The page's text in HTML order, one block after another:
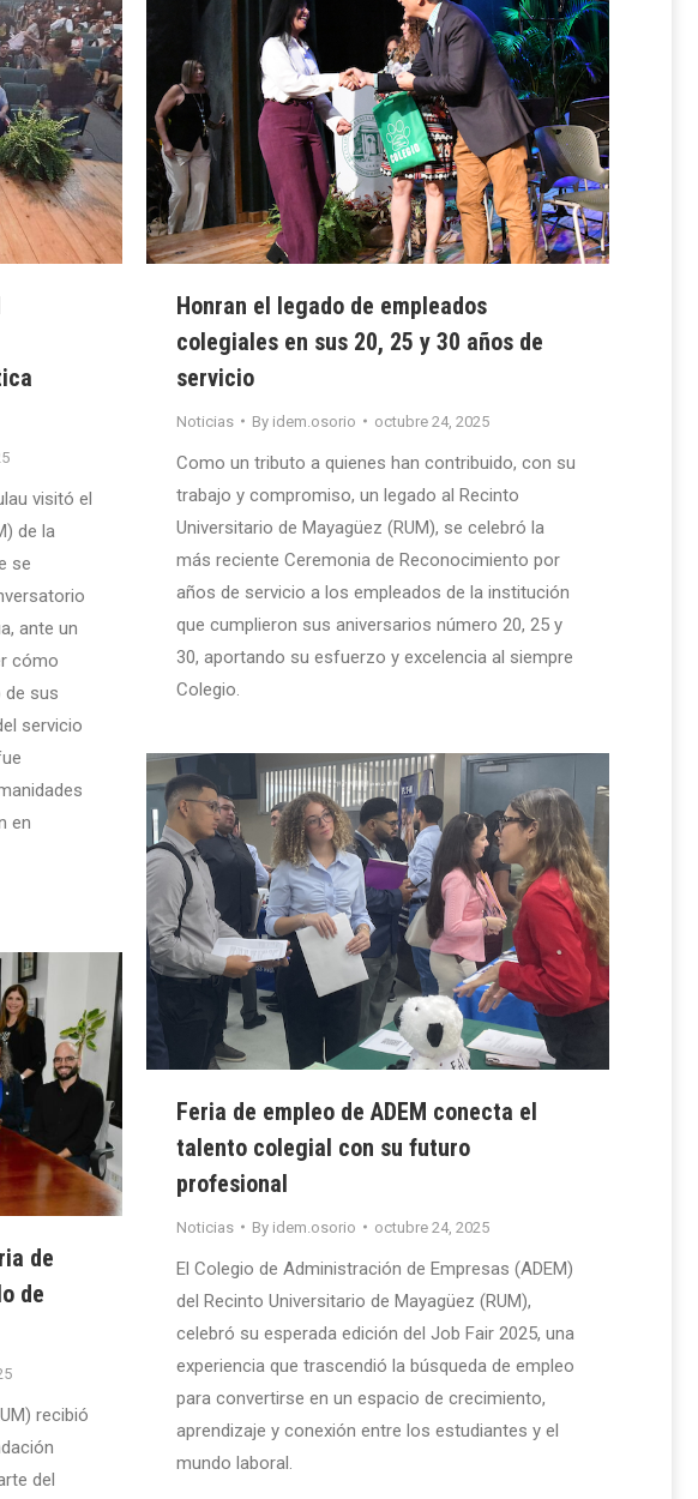
visitó el
de la
se
ante un
cómo
de sus
servicio
en
Honran el legado de empleados
colegiales en sus 20, 25 y 30 años de
servicio
Noticias By idem.osorio octubre 24, 2025
Como un tributo a quienes han contribuido, con su
trabajo y compromiso, un legado al Recinto
Universitario de Mayagüez (RUM), se celebró la
más reciente Ceremonia de Reconocimiento por
años de servicio a los empleados de la institución
que cumplieron sus aniversarios número 20, 25 y
30, aportando su esfuerzo y excelencia al siempre
Colegio.
Feria de empleo de ADEM conecta el
talento colegial con su futuro
profesional
Noticias By idem.osorio octubre 24, 2025
El Colegio de Administración de Empresas (ADEM)
del Recinto Universitario de Mayagüez (RUM),
celebró su esperada edición del Job Fair 2025, una
experiencia que trascendió la búsqueda de empleo
para convertirse en un espacio de crecimiento,
aprendizaje y conexión entre los estudiantes y el
mundo laboral.
de
de
recibió
del